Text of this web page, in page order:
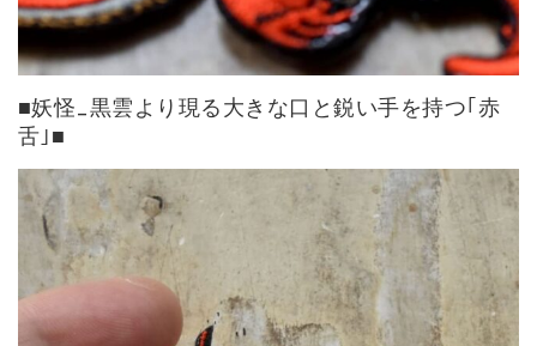
■妖怪_黒雲より現る大きな口と鋭い手を持つ｢赤
舌｣■